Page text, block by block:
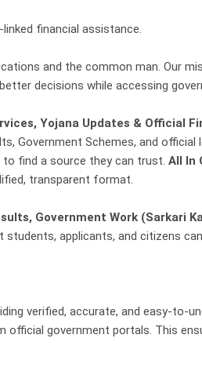
financial assistance.
and the common man. Our
decisions while accessing
Yojana Updates & Official
Government Schemes, and
find a source they can trust. All In
transparent format.
Government Work (Sarkari
applicants, and citizens
verified, accurate, and easy-to-
government portals. This